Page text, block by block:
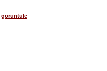
görüntüle